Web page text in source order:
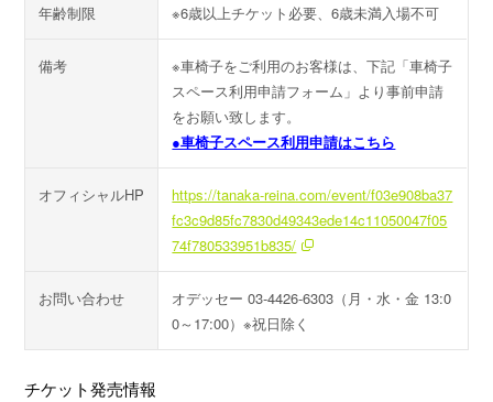
年齢制限 ※6歳以上チケット必要、6歳未満入場不可
備考
※車椅子をご利用のお客様は、下記「車椅子
スペース利用申請フォーム」より事前申請
をお願い致します。
●車椅子スペース利用申請はこちら
オフィシャルHP
https://tanaka-reina.com/event/f03e908ba37
fc3c9d85fc7830d49343ede14c11050047f05
74f780533951b835/
お問い合わせ
オデッセー 03-4426-6303（月・水・金 13:0
0～17:00）※祝日除く
チケット発売情報